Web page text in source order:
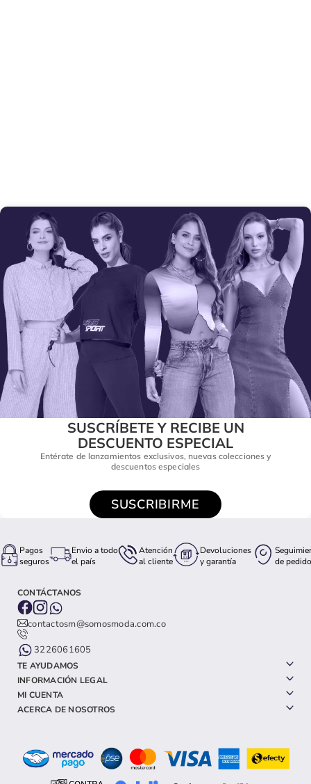
SUSCRÍBETE Y RECIBE UN
DESCUENTO ESPECIAL
Entérate de lanzamientos exclusivos, nuevas colecciones y
descuentos especiales
SUSCRIBIRME
Pagos
seguros
Envio a todo
el país
Atención
al cliente
Devoluciones
y garantía
de pedido
CONTÁCTANOS
contactosm@somosmoda.com.co
3226061605
TE AYUDAMOS
INFORMACIÓN LEGAL
MI CUENTA
ACERCA DE NOSOTROS